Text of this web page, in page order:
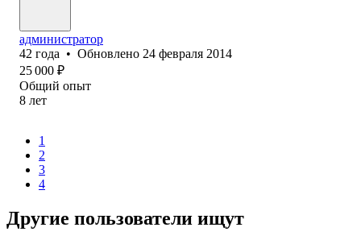
администратор
42 года • Обновлено 24 февраля 2014
25 000 ₽
Общий опыт
8 лет
1
2
3
4
Другие пользователи ищут